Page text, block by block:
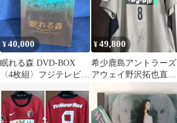
¥40,000
眠れる森 DVD-BOX
〈4枚組〉フジテレビド
¥49,800
希少鹿島アントラーズ
アウェイ野沢拓也直筆
NIKE日本製XXL